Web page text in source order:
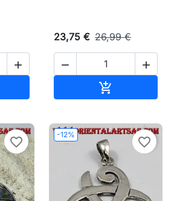

23,75 € 26,99 €
 

favorite_border
-12%
favorite_border